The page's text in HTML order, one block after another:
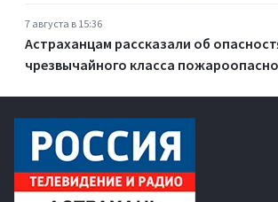
7 августа в 15:36
Астраханцам рассказали об
чрезвычайного класса